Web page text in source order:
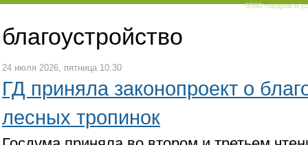
9580 товаров и
благоустройство
24 июля 2026, пятница 10:30
ГД приняла законопроект о
лесных тропинок